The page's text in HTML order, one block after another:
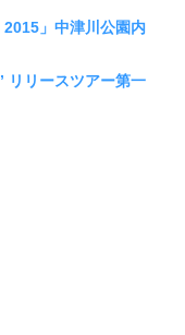
」中津川公園内
リリースツアー第一